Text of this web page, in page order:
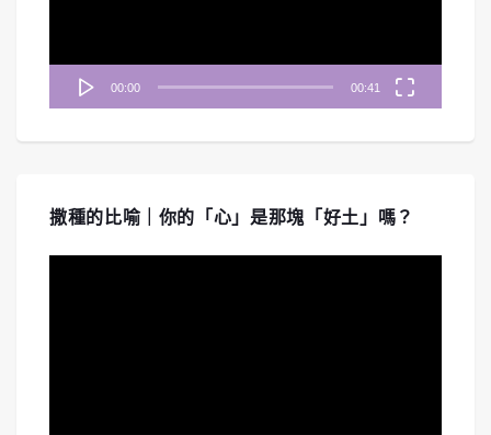
00:00 00:41
撒種的比喻｜你的「心」是那塊「好土」嗎？